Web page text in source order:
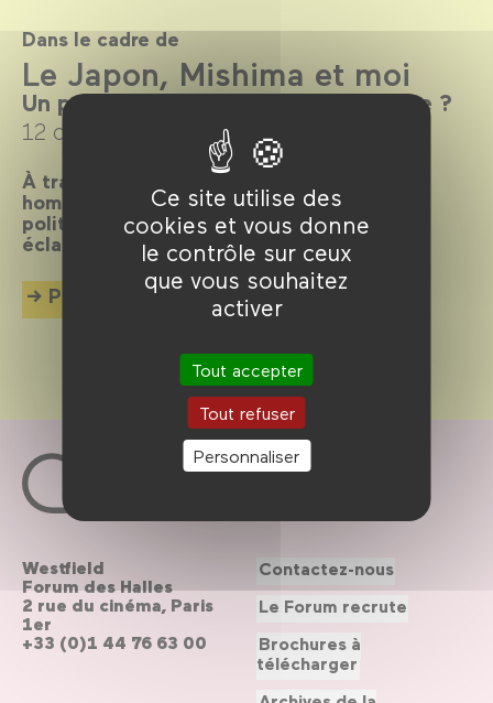
Ce site utilise des
cookies et vous donne
le contrôle sur ceux
que vous souhaitez
activer
Tout accepter
Tout refuser
Personnaliser
Dans le cadre de
Le Japon, Mishima et moi
Un portrait subversif de notre époque ?
12 octobre 2022 →
15 janvier 2023
À travers 5 chapitres, le monde vu par un
homme plagiant par anticipation l’agitation
politique, les bifurcations sociétales et les
éclats de beauté de notre époque.
Plus d'info
Westfield
Forum des Halles
2 rue du cinéma, Paris
1er
+33 (0)1 44 76 63 00
Contactez-nous
Le Forum recrute
Brochures à
télécharger